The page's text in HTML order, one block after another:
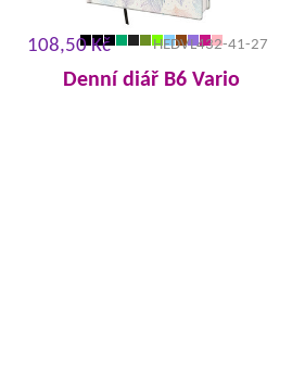
108,50 Kč HEDVL432-41-27
Denní diář B6 Vario